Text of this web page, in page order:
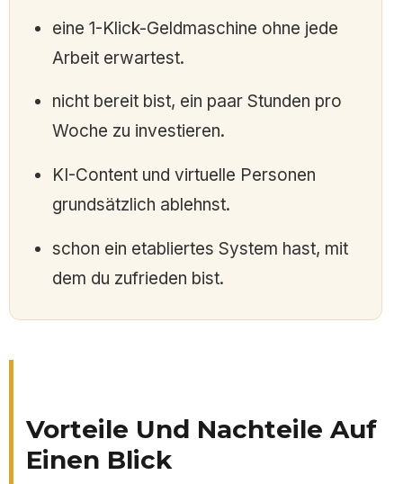
eine 1-Klick-Geldmaschine ohne jede
Arbeit erwartest.
nicht bereit bist, ein paar Stunden pro
Woche zu investieren.
KI-Content und virtuelle Personen
grundsätzlich ablehnst.
schon ein etabliertes System hast, mit
dem du zufrieden bist.
Vorteile Und Nachteile Auf
Einen Blick